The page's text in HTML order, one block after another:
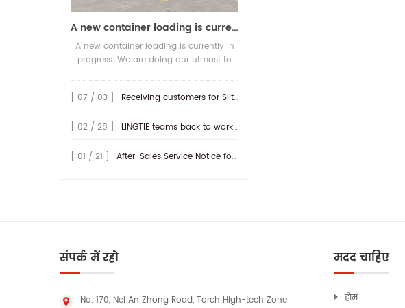
A new container loading is currently in progress.
A new container loading is currently in
progress. We are doing our utmost to
earliest possible time.
[ 07 / 03 ] Receiving customers for Slitting machine with differential Slip Shaft
[ 02 / 28 ] LINGTIE teams back to work at Feb.25th.
[ 01 / 21 ] After-Sales Service Notice for Turkey Region
संपर्क में रहो
No. 170, Nei An Zhong Road, Torch High-tech Zone
मदद चाहिए
होम